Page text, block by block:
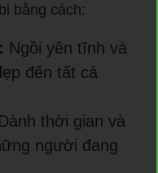
bằng cách:
Ngồi yên tĩnh và
đến tất cả
Dành thời gian và
người đang